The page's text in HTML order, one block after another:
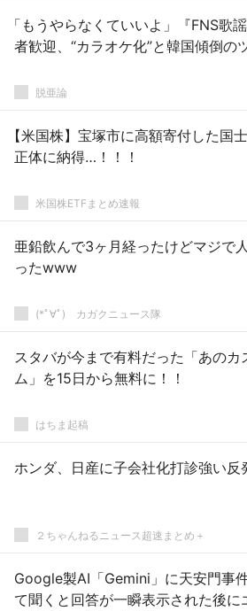
「もうやらなくていいよ」『FNS歌
者歓迎、“カラオケ化”と韓国傾倒の
脱亜論
【米国株】宝塚市に高額寄付した国
正体に納得…！！！
米国株ETFまとめ速報
亜鉛飲んで3ヶ月経ったけどマジで
ったwww
(*ﾟ∀ﾟ)ゞカガクニュース隊
スタバが今まで有料だった「あのカ
ム」を15日から無料に！！
はちま起稿
ホンダ、日産に子会社化打診強い
２ちゃんねるニュース超速まとめ＋
Google製AI「Gemini」に天安門事
て聞くと回答が一瞬表示された後に